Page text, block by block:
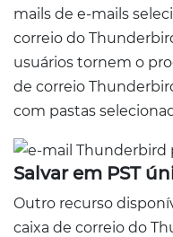
mails de e-mails
correio do
usuários tornem o
de correio
com pastas
Salvar em PST
Outro recurso
caixa de correio do